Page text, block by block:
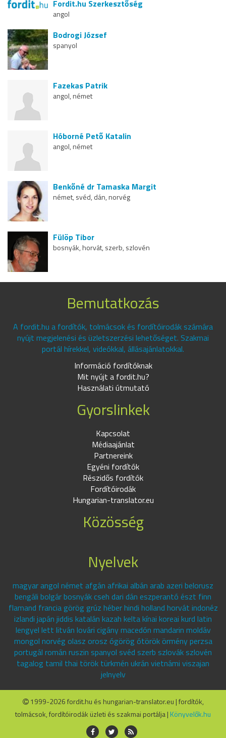
Fordit.hu Szerkesztőség
angol
Bodrogi József
spanyol
Fazekas Patrik
angol, német
Hóborné Pető Katalin
angol, német
Benkőné dr Tamaska Margit
német, svéd, dán, norvég
Fülöp Tibor
bosnyák, horvát, szerb, szlovén
Bemutatkozás
A fordit.hu a fordítók, tolmácsok és fordítóirodák számára
nyújt megjelenési és üzletszerzési lehetőséget. Szakmai
portál hírekkel, videókkal, állásajánlatokkal.
Információ fordítóknak
Mit nyújt a fordit.hu?
Használati útmutató
Gyorslinkek
Kapcsolat
Médiaajánlat
Partnereink
Egyéni fordítók
Részidős fordítók
Fordítóirodák
Hungarian-translator.eu
Közösség
Nyelvek
magyar angol német afgán afrikai albán arab azeri belorusz
bengáli bolgár bosnyák cseh dari dán eszperantó észt finn
flamand francia görög grúz héber hindi holland horvát indonéz
izlandi japán jiddis katalán kazah kelta kínai koreai kurd latin
lengyel lett litván lovári cigány macedón mandarin moldáv
mongol norvég olasz orosz ógörög ótörök örmény perzsa
portugál román ruszin spanyol svéd szerb szlovák szlovén
tagalog tamil thai török türkmén ukrán vietnámi viszajan
jelnyelv
1999-2026 fordit.hu és hungarian-translator.eu | fordítók,
tolmácsok, fordítóirodák üzleti és szakmai portálja | Könyvelők.hu